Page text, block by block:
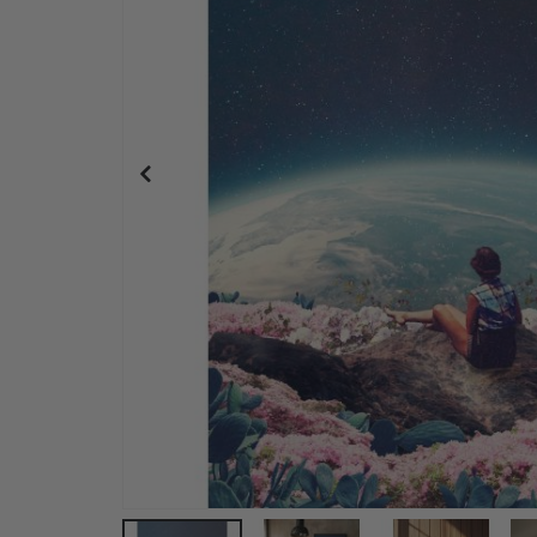
Poster - Blomsterlandskap